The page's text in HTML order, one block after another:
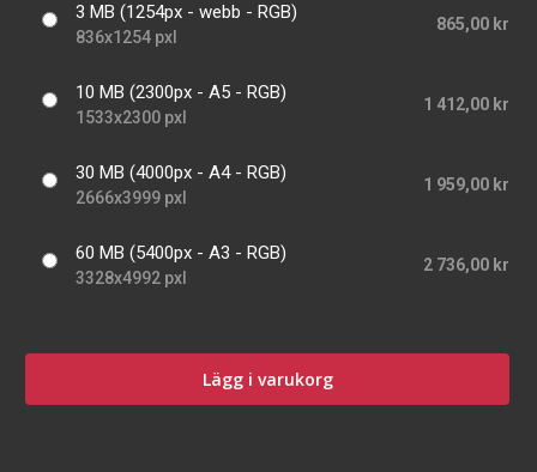
3 MB (1254px - webb - RGB)
836x1254 pxl
865,00 kr
10 MB (2300px - A5 - RGB)
1533x2300 pxl
1 412,00 kr
30 MB (4000px - A4 - RGB)
2666x3999 pxl
1 959,00 kr
60 MB (5400px - A3 - RGB)
3328x4992 pxl
2 736,00 kr
Lägg i varukorg